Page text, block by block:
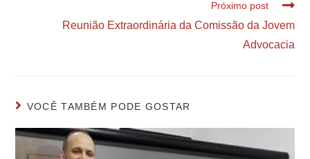
Próximo post
Reunião Extraordinária da Comissão da Jovem
Advocacia
VOCÊ TAMBÉM PODE GOSTAR